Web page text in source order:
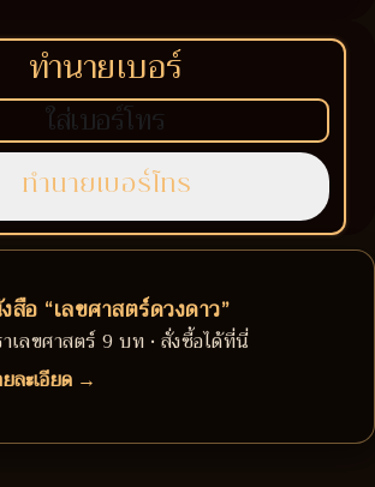
ทำนายเบอร์
สือ “เลขศาสตร์ดวงดาว”
เลขศาสตร์ 9 บท • สั่งซื้อได้ที่นี่
ละเอียด →